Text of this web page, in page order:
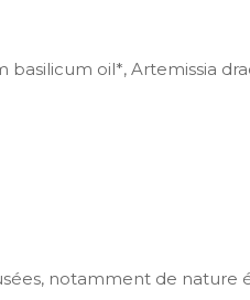
oil*, Artemissia
notamment de nature